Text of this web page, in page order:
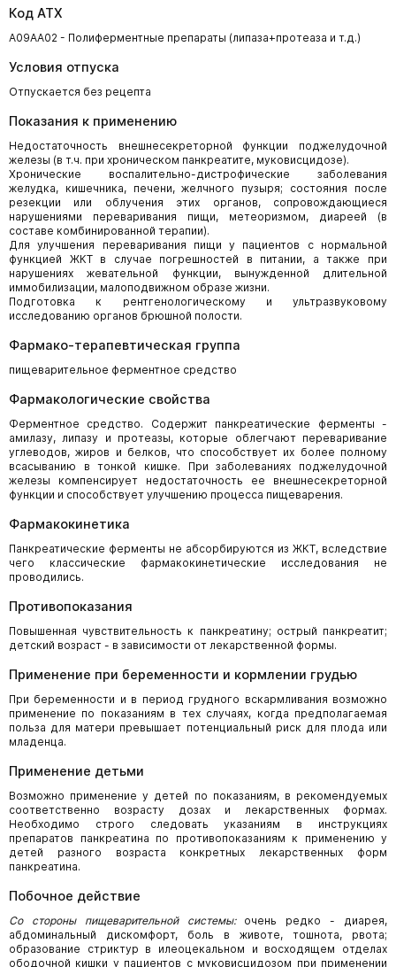
Код АТХ
A09AA02 - Полиферментные препараты (липаза+протеаза и т.д.)
Условия отпуска
Отпускается без рецепта
Показания к применению
Недостаточность внешнесекреторной функции поджелудочной
железы (в т.ч. при хроническом панкреатите, муковисцидозе).
Хронические воспалительно-дистрофические заболевания
желудка, кишечника, печени, желчного пузыря; состояния после
резекции или облучения этих органов, сопровождающиеся
нарушениями переваривания пищи, метеоризмом, диареей (в
составе комбинированной терапии).
Для улучшения переваривания пищи у пациентов с нормальной
функцией ЖКТ в случае погрешностей в питании, а также при
нарушениях жевательной функции, вынужденной длительной
иммобилизации, малоподвижном образе жизни.
Подготовка к рентгенологическому и ультразвуковому
исследованию органов брюшной полости.
Фармако-терапевтическая группа
пищеварительное ферментное средство
Фармакологические свойства
Ферментное средство. Содержит панкреатические ферменты -
амилазу, липазу и протеазы, которые облегчают переваривание
углеводов, жиров и белков, что способствует их более полному
всасыванию в тонкой кишке. При заболеваниях поджелудочной
железы компенсирует недостаточность ее внешнесекреторной
функции и способствует улучшению процесса пищеварения.
Фармакокинетика
Панкреатические ферменты не абсорбируются из ЖКТ, вследствие
чего классические фармакокинетические исследования не
проводились.
Противопоказания
Повышенная чувствительность к панкреатину; острый панкреатит;
детский возраст - в зависимости от лекарственной формы.
Применение при беременности и кормлении грудью
При беременности и в период грудного вскармливания возможно
применение по показаниям в тех случаях, когда предполагаемая
польза для матери превышает потенциальный риск для плода или
младенца.
Применение детьми
Возможно применение у детей по показаниям, в рекомендуемых
соответственно возрасту дозах и лекарственных формах.
Необходимо строго следовать указаниям в инструкциях
препаратов панкреатина по противопоказаниям к применению у
детей разного возраста конкретных лекарственных форм
панкреатина.
Побочное действие
Со стороны пищеварительной системы:очень редко - диарея,
абдоминальный дискомфорт, боль в животе, тошнота, рвота;
образование стриктур в илеоцекальном и восходящем отделах
ободочной кишки у пациентов с муковисцидозом при применении